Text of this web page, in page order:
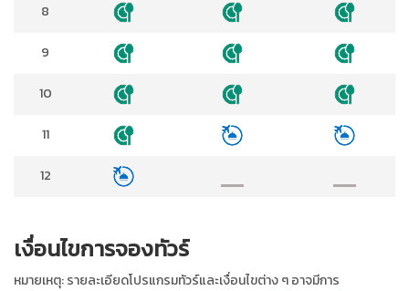
8
9
10
11
12
เงื่อนไขการจองทัวร์
หมายเหตุ: รายละเอียดโปรแกรมทัวร์และเงื่อนไขต่าง ๆ อาจมีการ